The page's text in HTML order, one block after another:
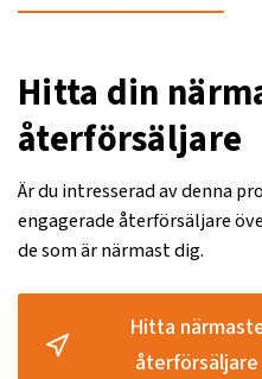
Hitta din
återförsäljare
Är du intresserad av denna
engagerade återförsäljare
de som är närmast dig.
Hitta
återförsäljare